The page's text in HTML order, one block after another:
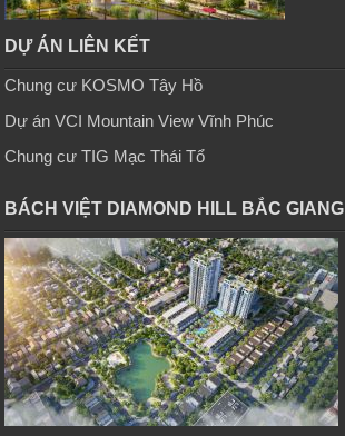
DỰ ÁN LIÊN KẾT
Chung cư KOSMO Tây Hồ
Dự án VCI Mountain View Vĩnh Phúc
Chung cư TIG Mạc Thái Tổ
BÁCH VIỆT DIAMOND HILL BẮC GIANG